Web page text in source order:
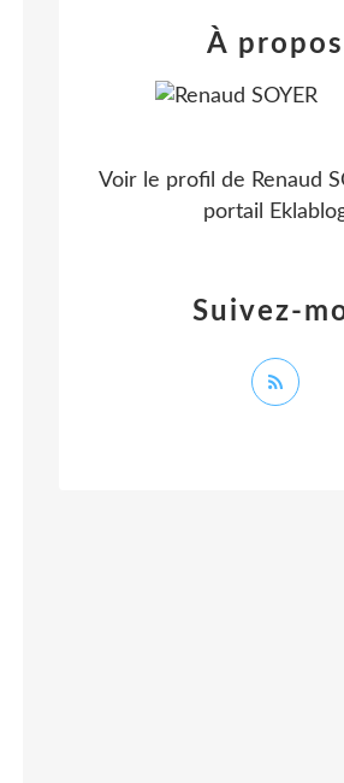
Suivez-
À propos
Voir le profil de Renaud
portail